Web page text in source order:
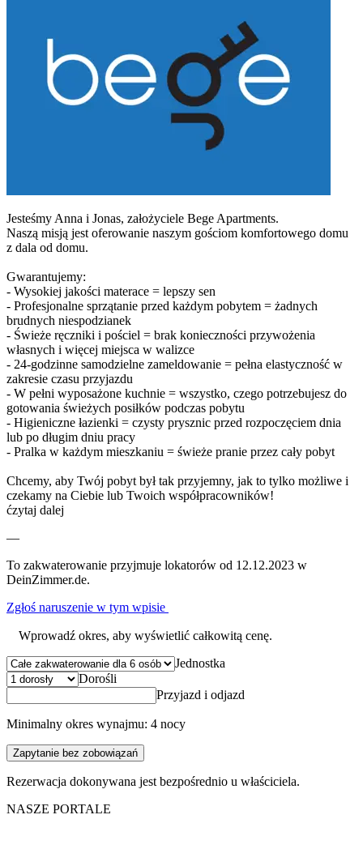
Jesteśmy Anna i Jonas, założyciele Bege Apartments.
Naszą misją jest oferowanie naszym gościom komfortowego domu
z dala od domu.
Gwarantujemy:
- Wysokiej jakości materace = lepszy sen
- Profesjonalne sprzątanie przed każdym pobytem = żadnych
brudnych niespodzianek
- Świeże ręczniki i pościel = brak konieczności przywożenia
własnych i więcej miejsca w walizce
- 24-godzinne samodzielne zameldowanie = pełna elastyczność w
zakresie czasu przyjazdu
- W pełni wyposażone kuchnie = wszystko, czego potrzebujesz do
gotowania świeżych posiłków podczas pobytu
- Higieniczne łazienki = czysty prysznic przed rozpoczęciem dnia
lub po długim dniu pracy
- Pralka w każdym mieszkaniu = świeże pranie przez cały pobyt
Chcemy, aby Twój pobyt był tak przyjemny, jak to tylko możliwe i
czekamy na Ciebie lub Twoich współpracowników!
ćzytaj dalej
—
To zakwaterowanie przyjmuje lokatorów od 12.12.2023 w
DeinZimmer.de.
Zgłoś naruszenie w tym wpisie
Wprowadź okres, aby wyświetlić całkowitą cenę.
Jednostka
Dorośli
Przyjazd i odjazd
Minimalny okres wynajmu: 4 nocy
Zapytanie bez zobowiązań
Rezerwacja dokonywana jest bezpośrednio u właściciela.
NASZE PORTALE